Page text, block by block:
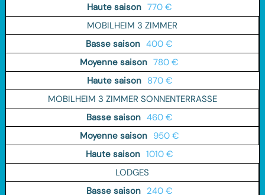
770 €
MOBILHEIM 3 ZIMMER
400 €
780 €
870 €
MOBILHEIM 3 ZIMMER SONNENTERRASSE
460 €
950 €
1010 €
LODGES
240 €